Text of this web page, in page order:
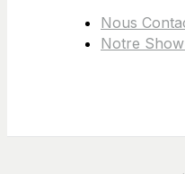
Nous
Notre